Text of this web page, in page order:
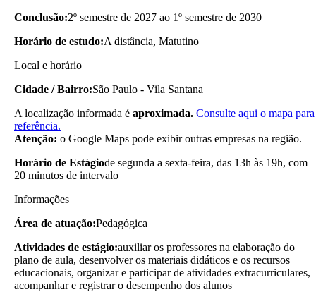
Conclusão:2º semestre de 2027 ao 1º semestre de 2030
Horário de estudo:A distância, Matutino
Local e horário
Cidade / Bairro:São Paulo - Vila Santana
A localização informada é aproximada. Consulte aqui o mapa para
referência.
Atenção: o Google Maps pode exibir outras empresas na região.
Horário de Estágiode segunda a sexta-feira, das 13h às 19h, com
20 minutos de intervalo
Informações
Área de atuação:Pedagógica
Atividades de estágio:auxiliar os professores na elaboração do
plano de aula, desenvolver os materiais didáticos e os recursos
educacionais, organizar e participar de atividades extracurriculares,
acompanhar e registrar o desempenho dos alunos